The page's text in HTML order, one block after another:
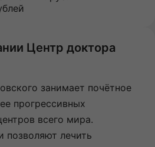
Центр доктора
занимает почётное
прогрессивных
всего мира.
позволяют лечить